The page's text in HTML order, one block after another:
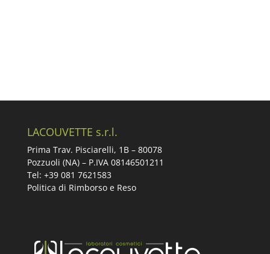
LACOUVETTE s.r.l.
Prima Trav. Pisciarelli, 1B – 80078
Pozzuoli (NA) – P.IVA 08146501211
Tel: +39 081 7621583
Politica di Rimborso e Reso